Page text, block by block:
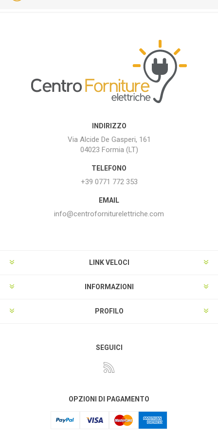
INDIRIZZO
Via Alcide De Gasperi, 161
04023 Formia (LT)
TELEFONO
+39 0771 772 353
EMAIL
info@centroforniturelettriche.com
LINK VELOCI
INFORMAZIONI
PROFILO
SEGUICI
OPZIONI DI PAGAMENTO